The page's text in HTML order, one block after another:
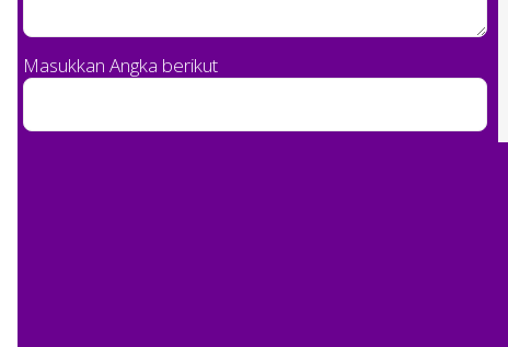
Masukkan Angka berikut